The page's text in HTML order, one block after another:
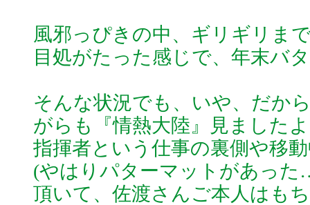
風邪っぴきの中、ギリギリま
目処がたった感じで、年末バ
そんな状況でも、いや、だか
がらも『情熱大陸』見ました
指揮者という仕事の裏側や移
(やはりパターマットがあっ
頂いて、佐渡さんご本人はも